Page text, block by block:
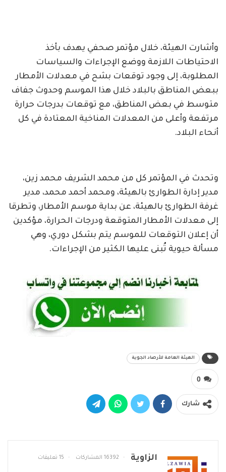
وأشارت الهيئة، خلال مؤتمر صحفي يهدف بأخذ
الاحتياطات اللازمة ووضع الإجراءات والسياسات
المطلوبة، إلى وجود توقعات بشح في معدلات الأمطار
ببعض المناطق بالبلاد خلال هذا الموسم وحدوث جفاف
متوسط في بعض المناطق، مع توقعات بدرجات حرارة
مرتفعة وأعلى من المعدلات المناخية المعتادة في كل
أنحاء البلاد.
وتحدث في المؤتمر كل من محمد الشريف محمد زين،
مدير إدارة الطوارئ بالهيئة، ومحمد أحمد محمد، مدير
غرفة الطوارئ بالهيئة، عن بداية موسم الأمطار، وتطرقا
إلى معدلات الأمطار المتوقعة ودرجات الحرارة، مؤكدين
أن إعلان التوقعات للموسم يتم بشكل دوري، وهي
مسألة حيوية تُبنى عليها الكثير من الإجراءات.
الهيئة العامة للأرصاد الجوية
0
شارك
الزاوية 16392 المشاركات 15 تعليقات